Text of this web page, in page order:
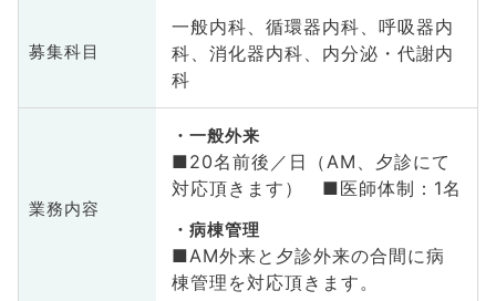
募集科目
一般内科、循環器内科、呼吸器内
科、消化器内科、内分泌・代謝内
科
業務内容
一般外来
■20名前後／日（AM、夕診にて
対応頂きます） ■医師体制：1名
病棟管理
■AM外来と夕診外来の合間に病
棟管理を対応頂きます。